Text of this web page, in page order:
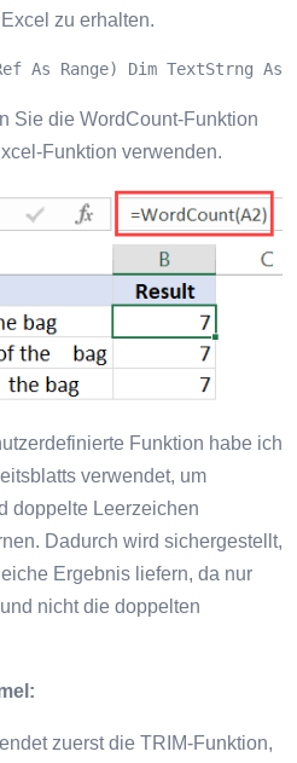
zu erhalten.
As Range) Dim
Sie die WordCount-Funktion
Funktion verwenden.
Funktion habe ich
verwendet, um
doppelte Leerzeichen
Dadurch wird sichergestellt,
Ergebnis liefern, da nur
nicht die doppelten
zuerst die TRIM-Funktion,